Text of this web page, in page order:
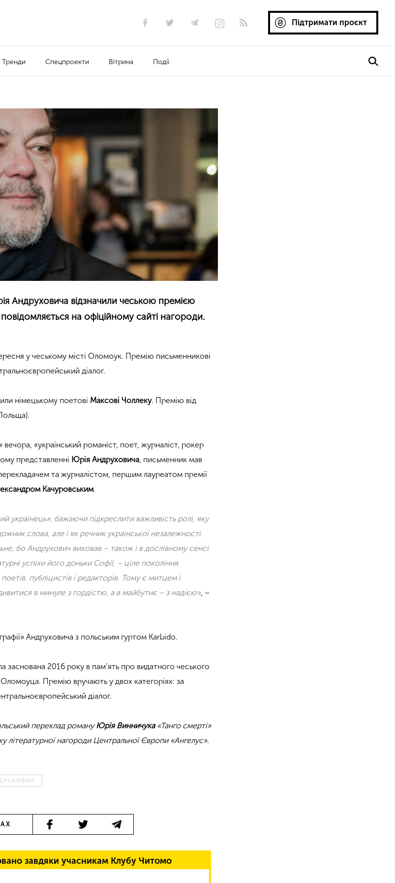
Підтримати проєкт
Тренди Спецпроекти Вітрина Події
Андруховича відзначили чеською премією
на офіційному сайті нагороди.
у чеському місті Оломоук. Премію письменникові
діалог.
німецькому поетові Максові Чоллеку. Премію від
«український романіст, поет, журналіст, рокер
представленні Юрія Андруховича , письменник мав
та журналістом, першим лауреатом премії
Качуровським.
українець», бажаючи підкреслити важливість ролі, яку
слова, але і як речник української незалежності.
бо Андрухович виховав – також і в дослівному сенсі
успіхи його доньки Софії, – ціле покоління
публіцистів і редакторів. Тому є митцем і
в минуле з гордістю, а в майбутнє – з надією», –
Андруховича з польським гуртом Karbido.
заснована 2016 року в пам’ять про видатного чеського
Премію вручають у двох категоріях: за
діалог.
переклад романуЮрія Винничука«Танґо смерті»
літературної нагороди Центральної Європи «Ангелус».
завдяки учасникам Клубу Читомо